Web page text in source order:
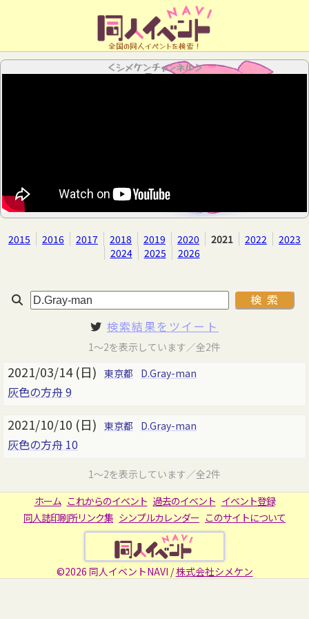
全国の同人イベントを検索！
＜シメケンチャンネル＞
2015 2016 2017 2018 2019 2020 2021 2022
2023
2024
2025 2026
検索結果をツイート
1～2を表示しています／全2件
2021/03/14 (日) 東京都 D.Gray-man
灰色の方舟 9
2021/10/10 (日) 東京都 D.Gray-man
灰色の方舟 10
1～2を表示しています／全2件
ホーム これからのイベント 過去のイベント イベント登録
同人誌印刷所リンク集 シンプルカレンダー このサイトについて
©2026 同人イベントNAVI /株式会社シメケン